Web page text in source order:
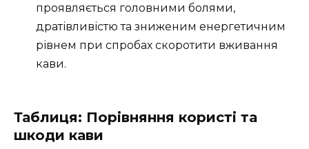
проявляється головними болями,
дратівливістю та зниженим енергетичним
рівнем при спробах скоротити вживання
кави.
Таблиця: Порівняння користі та
шкоди кави